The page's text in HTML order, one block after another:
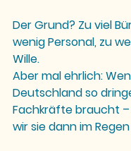
Der Grund? Zu viel
wenig Personal, zu
Wille.
Aber mal ehrlich:
Deutschland so
Fachkräfte braucht
wir sie dann im